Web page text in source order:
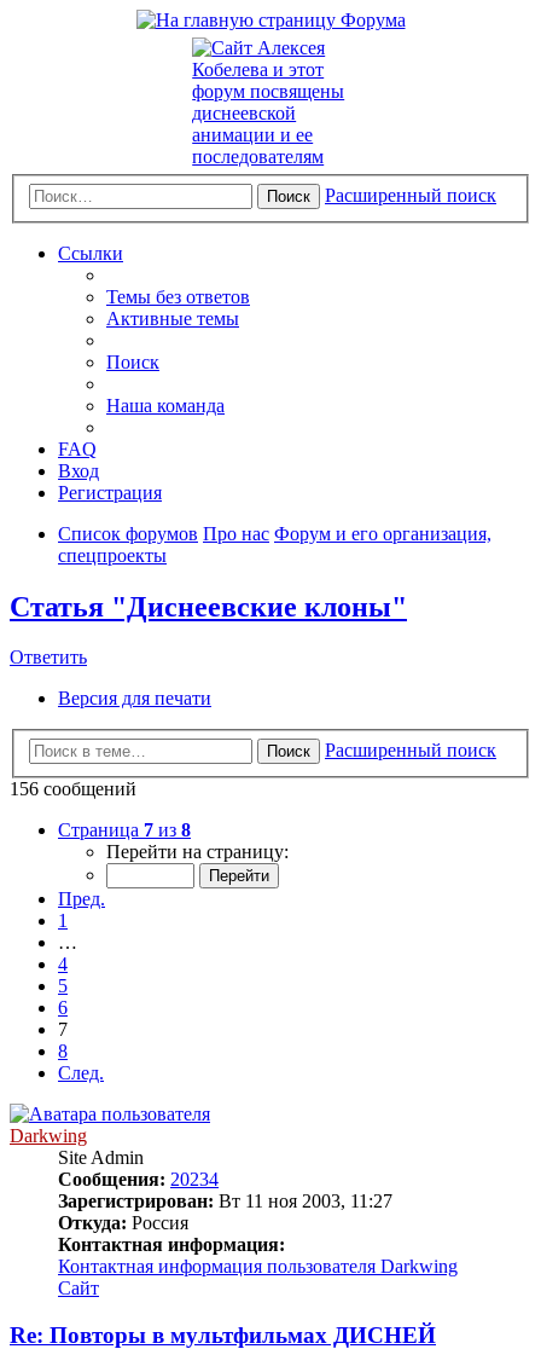
Поиск Расширенный поиск
Ссылки
Темы без ответов
Активные темы
Поиск
Наша команда
FAQ
Вход
Регистрация
Список форумов Про нас Форум и его организация,
спецпроекты
Статья "Диснеевские клоны"
Ответить
Версия для печати
Поиск
Расширенный поиск
156 сообщений
Страница 7 из 8
Перейти на страницу:
Пред.
1
…
4
5
6
7
8
След.
Darkwing
Site Admin
Сообщения: 20234
Зарегистрирован: Вт 11 ноя 2003, 11:27
Откуда: Россия
Контактная информация:
Контактная информация пользователя Darkwing
Сайт
Re: Повторы в мультфильмах ДИСНЕЙ